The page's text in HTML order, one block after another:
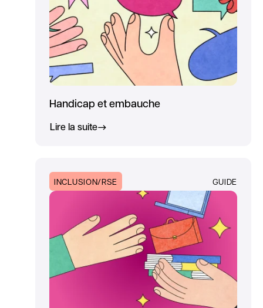
Handicap et embauche
Lire la suite
INCLUSION/RSE GUIDE